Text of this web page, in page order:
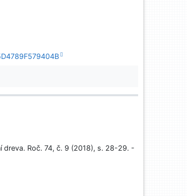
Roč. 74, č. 9 (2018), s. 28-29. -